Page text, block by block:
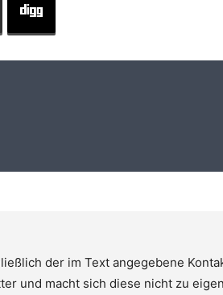
der im Text angegebene
und macht sich diese nicht zu